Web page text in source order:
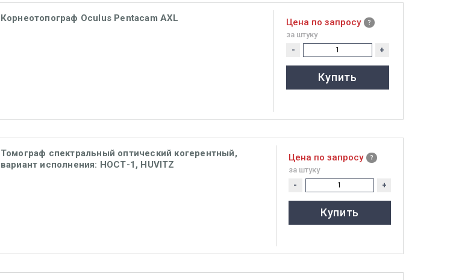
Корнеотопограф Oculus Pentacam AXL Цена по запросу
за штуку
- +
Купить
Томограф спектральный оптический когерентный,
вариант исполнения: НОСТ-1, HUVITZ
Цена по запросу
за штуку
- +
Купить